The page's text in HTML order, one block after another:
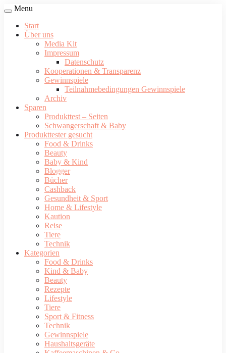
Menu
Start
Über uns
Media Kit
Impressum
Datenschutz
Kooperationen & Transparenz
Gewinnspiele
Teilnahmebedingungen Gewinnspiele
Archiv
Sparen
Produkttest – Seiten
Schwangerschaft & Baby
Produkttester gesucht
Food & Drinks
Beauty
Baby & Kind
Blogger
Bücher
Cashback
Gesundheit & Sport
Home & Lifestyle
Kaution
Reise
Tiere
Technik
Kategorien
Food & Drinks
Kind & Baby
Beauty
Rezepte
Lifestyle
Tiere
Sport & Fitness
Technik
Gewinnspiele
Haushaltsgeräte